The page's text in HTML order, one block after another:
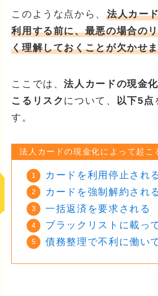
このような点から、 法人カー
利用する前に、最悪の場合の
く理解しておくことが欠かせ
ここでは、法人カードの現金
こるリスクについて、 以下5点
す。
法人カードの現金化によって起こ
カードを利用停止され
カードを強制解約され
一括返済を要求される
ブラックリストに載っ
債務整理で不利に働い